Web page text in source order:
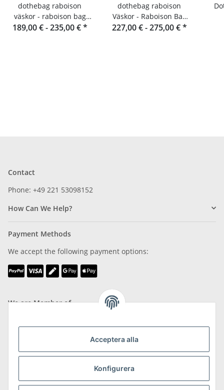
Acceptera alla
Konfigurera
dothebag raboison
väskor - raboison bag
upend Stående format
189,00 € -235,00 €*
dothebag raboison
Väskor - Raboison Bag
Liggende format toro
227,00 € -275,00 €*
Contact
Phone: +49 221 53098152
How Can We Help?
Payment Methods
We accept the following payment options:
We are Member of
more about Shipping & Returns